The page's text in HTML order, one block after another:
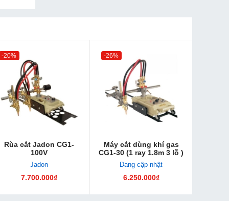
-20%
Rùa cắt Jadon CG1-
100V
Jadon
7.700.000₫
-26%
Máy cắt dùng khí gas
CG1-30 (1 ray 1.8m 3 lỗ )
Đang cập nhật
6.250.000₫